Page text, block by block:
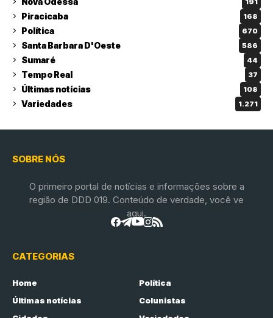
191
Piracicaba 168
Política 670
Santa Barbara D'Oeste 586
Sumaré 44
Tempo Real 37
Últimas notícias 108
Variedades 1.271
SOBRE NÓS
O primeiro portal de notícias e informações sobre a
região de DDD 019. Conteúdo de verdade, você ve
aqui.
CATEGORIAS
Home
Política
Últimas notícias
Colunistas